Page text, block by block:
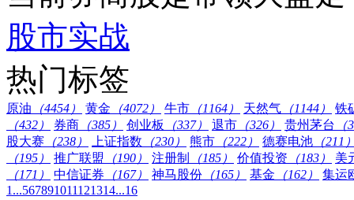
股市实战
热门标签
原油 （4454） 黄金 （4072） 牛市 （1164） 天然气 （1144）
铁
（432）
券商 （385） 创业板 （337） 退市 （326） 贵州茅台
股大赛 （238） 上证指数 （230） 熊市 （222） 德赛电池 （211
（195）
推广联盟 （190） 注册制 （185） 价值投资 （183）
美
（171）
中信证券 （167） 神马股份 （165） 基金 （162）
集运
1...567891011121314...16